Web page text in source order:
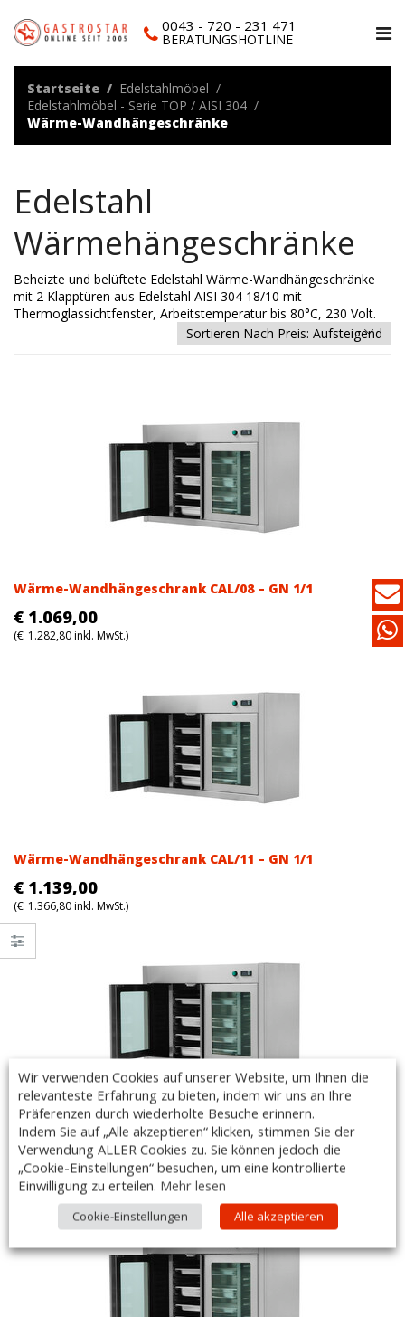
0043 - 720 - 231 471
BERATUNGSHOTLINE
Startseite
Edelstahlmöbel
Edelstahlmöbel - Serie TOP / AISI 304
Wärme-Wandhängeschränke
Edelstahl
Wärmehängeschränke
Beheizte und belüftete Edelstahl Wärme-Wandhängeschränke
mit 2 Klapptüren aus Edelstahl AISI 304 18/10 mit
Thermoglassichtfenster, Arbeitstemperatur bis 80°C, 230 Volt.
Wärme-Wandhängeschrank CAL/08 – GN 1/1
€ 1.069,00
(€ 1.282,80inkl. MwSt.)
Wärme-Wandhängeschrank CAL/11 – GN 1/1
€ 1.139,00
(€ 1.366,80inkl. MwSt.)
Wärme-Wandhängeschrank CAL/13 – GN 1/1
€ 1.245,00
€ 1.494,00inkl. MwSt.)
Wir verwenden Cookies auf unserer Website, um Ihnen die
relevanteste Erfahrung zu bieten, indem wir uns an Ihre
Präferenzen durch wiederholte Besuche erinnern.
Indem Sie auf „Alle akzeptieren“ klicken, stimmen Sie der
Verwendung ALLER Cookies zu. Sie können jedoch die
„Cookie-Einstellungen“ besuchen, um eine kontrollierte
Einwilligung zu erteilen. Mehr lesen
Cookie-Einstellungen Alle akzeptieren